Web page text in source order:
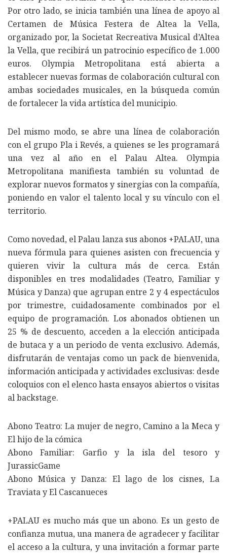
Por otro lado, se inicia también una línea de apoyo al
Certamen de Música Festera de Altea la Vella,
organizado por, la Societat Recreativa Musical d’Altea
la Vella, que recibirá un patrocinio específico de 1.000
euros. Olympia Metropolitana está abierta a
establecer nuevas formas de colaboración cultural con
ambas sociedades musicales, en la búsqueda común
de fortalecer la vida artística del municipio.
Del mismo modo, se abre una línea de colaboración
con el grupo Pla i Revés, a quienes se les programará
una vez al año en el Palau Altea. Olympia
Metropolitana manifiesta también su voluntad de
explorar nuevos formatos y sinergias con la compañía,
poniendo en valor el talento local y su vínculo con el
territorio.
Como novedad, el Palau lanza sus abonos +PALAU, una
nueva fórmula para quienes asisten con frecuencia y
quieren vivir la cultura más de cerca. Están
disponibles en tres modalidades (Teatro, Familiar y
Música y Danza) que agrupan entre 2 y 4 espectáculos
por trimestre, cuidadosamente combinados por el
equipo de programación. Los abonados obtienen un
25 % de descuento, acceden a la elección anticipada
de butaca y a un periodo de venta exclusivo. Además,
disfrutarán de ventajas como un pack de bienvenida,
información anticipada y actividades exclusivas: desde
coloquios con el elenco hasta ensayos abiertos o visitas
al backstage.
Abono Teatro: La mujer de negro, Camino a la Meca y
El hijo de la cómica
Abono Familiar: Garfio y la isla del tesoro y
JurassicGame
Abono Música y Danza: El lago de los cisnes, La
Traviata y El Cascanueces
+PALAU es mucho más que un abono. Es un gesto de
confianza mutua, una manera de agradecer y facilitar
el acceso a la cultura, y una invitación a formar parte